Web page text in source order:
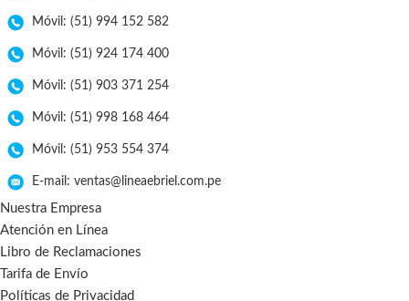
Móvil: (51) 994 152 582
Móvil: (51) 924 174 400
Móvil: (51) 903 371 254
Móvil: (51) 998 168 464
Móvil: (51) 953 554 374
E-mail: ventas@lineaebriel.com.pe
Nuestra Empresa
Atención en Línea
Libro de Reclamaciones
Tarifa de Envío
Políticas de Privacidad